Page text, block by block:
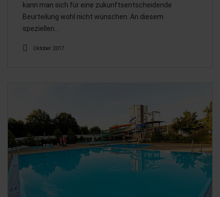
kann man sich für eine zukunftsentscheidende
Beurteilung wohl nicht wünschen. An diesem
speziellen…
Oktober 2017